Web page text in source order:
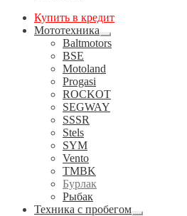
Купить в кредит
Мототехника
Развернутое
вложенное
Baltmotors
BSE
Motoland
Progasi
ROCKOT
SEGWAY
SSSR
Stels
SYM
Vento
TMBK
Бурлак
Рыбак
Техника с пробегом